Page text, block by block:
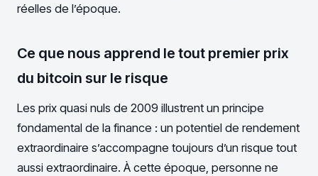
réelles de l’époque.
Ce que nous apprend le tout premier prix
du bitcoin sur le risque
Les prix quasi nuls de 2009 illustrent un principe
fondamental de la finance : un potentiel de rendement
extraordinaire s’accompagne toujours d’un risque tout
aussi extraordinaire. À cette époque, personne ne